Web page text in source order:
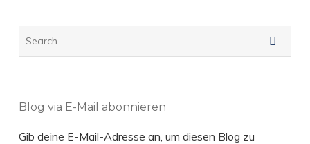
Blog via E-Mail abonnieren
Gib deine E-Mail-Adresse an, um diesen Blog zu